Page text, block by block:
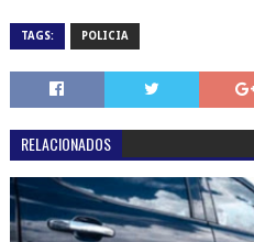
TAGS: POLICIA
RELACIONADOS